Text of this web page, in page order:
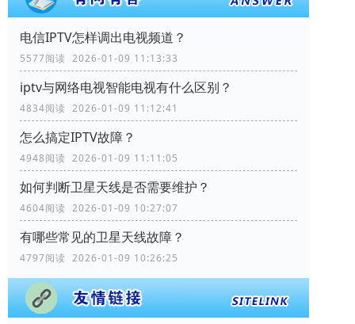
电信IPTV怎样调出电视频道？
5577阅读 2026-01-09 11:13:33
iptv与网络电视智能电视有什么区别？
4834阅读 2026-01-09 11:12:41
怎么搞定IPTV故障？
4948阅读 2026-01-09 11:11:05
如何判断卫星天线是否需要维护？
4604阅读 2026-01-09 10:27:07
有哪些常见的卫星天线故障？
4797阅读 2026-01-09 10:26:25